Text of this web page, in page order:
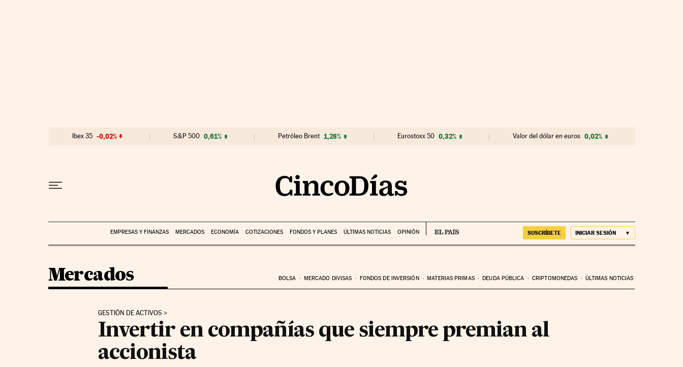
Ibex 35 -0,02% S&P 500 0,61% Petróleo Brent 1,28% Eurostoxx 50 0,32% Valor del dólar en euros 0,02%
EMPRESAS Y FINANZAS MERCADOS ECONOMÍA COTIZACIONES FONDOS Y PLANES ÚLTIMAS NOTICIAS OPINIÓN SUSCRÍBETE INICIAR SESIÓN
Mercados BOLSA MERCADO DIVISAS FONDOS DE INVERSIÓN MATERIAS PRIMAS DEUDA PÚBLICA CRIPTOMONEDAS ÚLTIMAS NOTICIAS
GESTIÓN DE ACTIVOS
Invertir en compañías que siempre premian al
accionista